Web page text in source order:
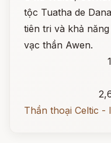
tộc Tuatha de
tiên tri và khả
vạc thần Awen.
Thần thoại Celtic -